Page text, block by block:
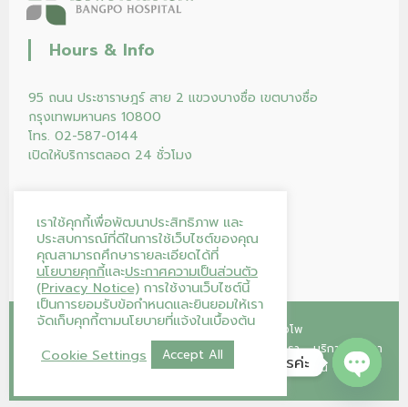
Hours & Info
95 ถนน ประชาราษฎร์ สาย 2 แขวงบางซื่อ เขตบางซื่อ
กรุงเทพมหานคร 10800
โทร. 02-587-0144
เปิดให้บริการตลอด 24 ชั่วโมง
Copyright © 2026โรงพยาบาลบางโพ
หน้าแรก
คลินิก โปรแกรม/แพ็กเกจ ร้านค้าของเรา
บริการของเรา
บริจาคโลหิต ติดต่อเรา ลงทะเบียนนัดออนไลน์
เราใช้คุกกี้เพื่อพัฒนาประสิทธิภาพ และ
ประสบการณ์ที่ดีในการใช้เว็บไซต์ของคุณ
คุณสามารถศึกษารายละเอียดได้ที่
นโยบายคุกกี้และประกาศความเป็นส่วนตัว
(Privacy Notice) การใช้งานเว็บไซต์นี้
เป็นการยอมรับข้อกำหนดและยินยอมให้เรา
จัดเก็บคุกกี้ตามนโยบายที่แจ้งในเบื้องต้น
Cookie Settings
Accept All
โรงพยาบาลบางโพ ยินดีให้บริการค่ะ
Open